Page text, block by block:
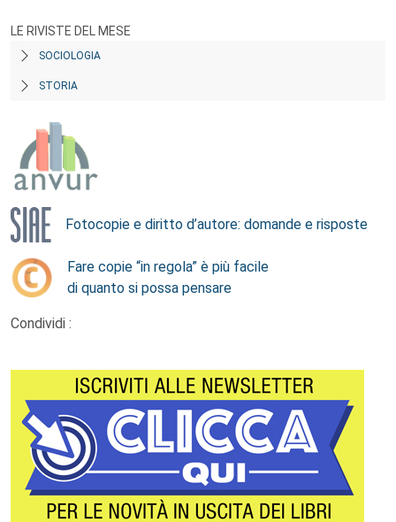
LE RIVISTE DEL MESE
SOCIOLOGIA
STORIA
Fotocopie e diritto d’autore: domande e risposte
Fare copie “in regola” è più facile
di quanto si possa pensare
Condividi :